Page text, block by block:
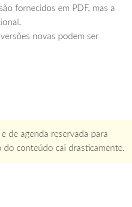
fornecidos em PDF, mas a
novas podem ser
de agenda reservada para
do conteúdo cai drasticamente.